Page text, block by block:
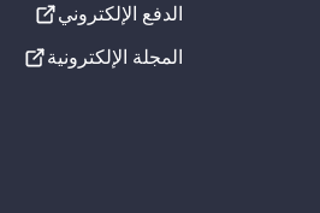
تسطير الروابط
تدرج الرمادي
الدفع الإلكتروني
المجلة الإلكترونية